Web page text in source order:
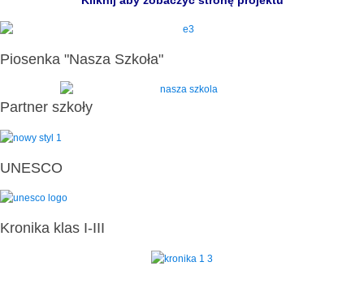
Piosenka "Nasza Szkoła"
Partner szkoły
UNESCO
Kronika klas I-III